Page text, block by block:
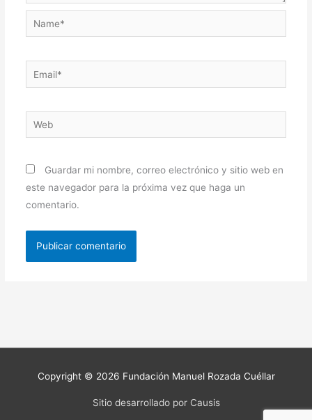
Name*
Email*
Web
Guardar mi nombre, correo electrónico y sitio web en
este navegador para la próxima vez que haga un
comentario.
Copyright © 2026 Fundación Manuel Rozada Cuéllar
Sitio desarrollado por Causis